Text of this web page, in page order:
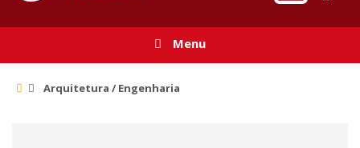
Menu
Arquitetura / Engenharia